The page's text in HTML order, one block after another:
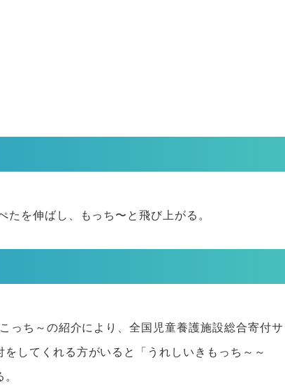
を伸ばし、もっち〜と飛び上がる。
ち～の紹介により、全国児童養護施設総合寄付サ
してくれる方がいると「うれしいきもっち～～